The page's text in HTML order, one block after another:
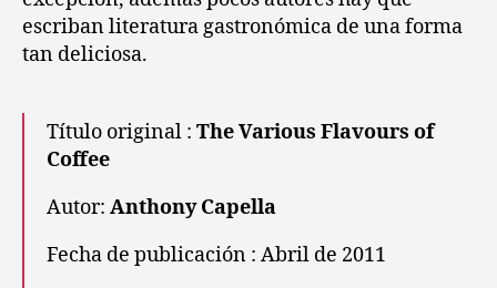
escriban literatura gastronómica de una forma
tan deliciosa.
Título original : The Various Flavours of
Coffee
Autor: Anthony Capella
Fecha de publicación : Abril de 2011